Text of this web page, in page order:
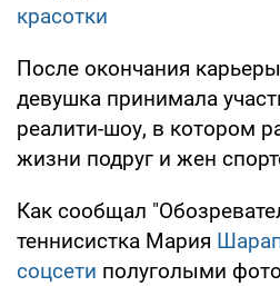
красотки
После окончания
девушка принимала
реалити-шоу, в котором
жизни подруг и жен
Как сообщал
теннисистка Мария
соцсети полуголыми